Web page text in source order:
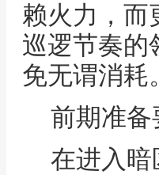
赖火力，而
巡逻节奏的
免无谓消耗。
前期准备
在进入